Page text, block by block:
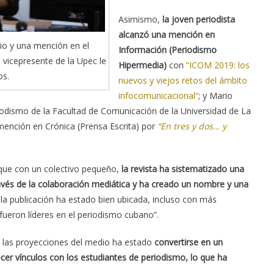
y una mención en el
de la Upec le
Asimismo, la joven periodista
alcanzó una mención en
Información (Periodismo
Hipermedia) con “ICOM 2019: los
nuevos y viejos retos del ámbito
infocomunicacional”; y Mario
de la Facultad de Comunicación de la Universidad de La
en Crónica (Prensa Escrita) por “En tres y dos… y
con un colectivo pequeño, la revista ha sistematizado una
de la colaboración mediática y ha creado un nombre y una
publicación ha estado bien ubicada, incluso con más
líderes en el periodismo cubano”.
proyecciones del medio ha estado convertirse en un
vínculos con los estudiantes de periodismo, lo que ha